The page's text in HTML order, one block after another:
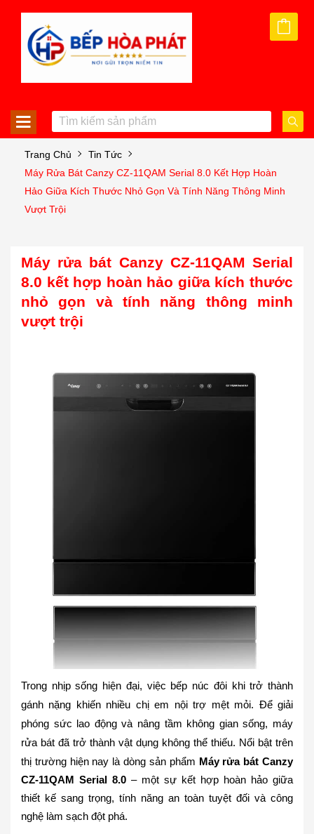
Trang Chủ
Tin Tức
Máy Rửa Bát Canzy CZ-11QAM Serial 8.0 Kết Hợp Hoàn
Hảo Giữa Kích Thước Nhỏ Gọn Và Tính Năng Thông Minh
Vượt Trội
Máy rửa bát Canzy CZ-11QAM Serial
8.0 kết hợp hoàn hảo giữa kích thước
nhỏ gọn và tính năng thông minh
vượt trội
Trong nhịp sống hiện đại, việc bếp núc đôi khi trở thành
gánh nặng khiến nhiều chị em nội trợ mệt mỏi. Để giải
phóng sức lao động và nâng tầm không gian sống, máy
rửa bát đã trở thành vật dụng không thể thiếu. Nổi bật trên
thị trường hiện nay là dòng sản phẩm Máy rửa bát Canzy
CZ-11QAM Serial 8.0 – một sự kết hợp hoàn hảo giữa
thiết kế sang trọng, tính năng an toàn tuyệt đối và công
nghệ làm sạch đột phá.